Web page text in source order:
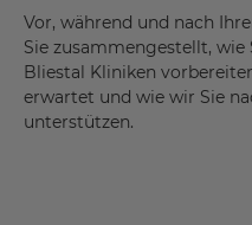
Vor, während und nach
Sie zusammengestellt, wie
Bliestal Kliniken
erwartet und wie wir Sie
unterstützen.